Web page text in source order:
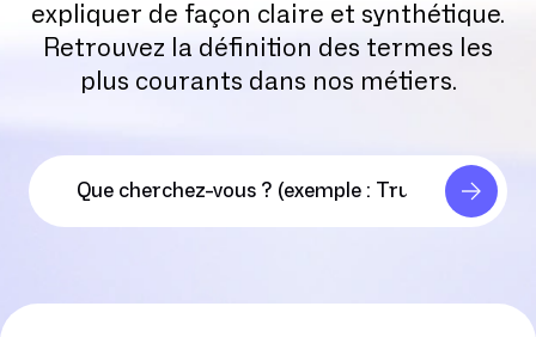
expliquer de façon claire et synthétique.
Retrouvez la définition des termes les
plus courants dans nos métiers.